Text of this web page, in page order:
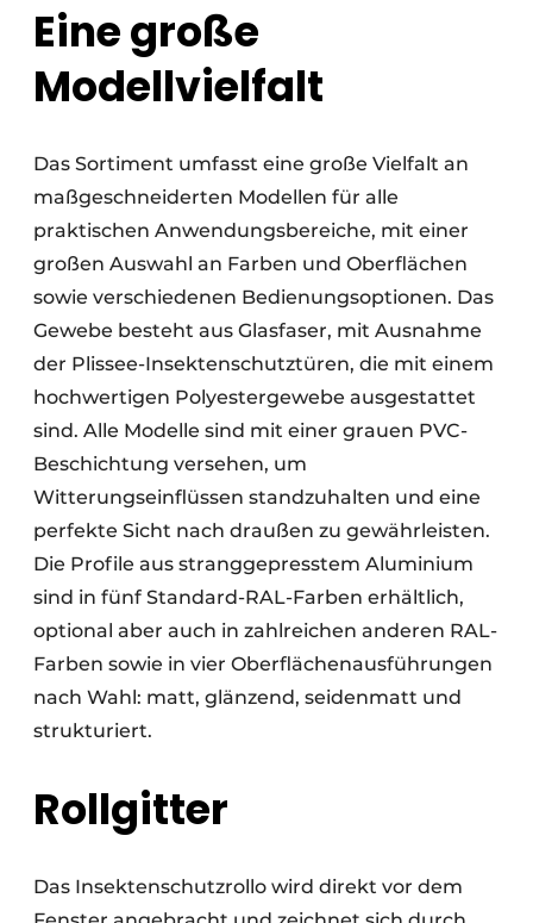
Eine große
Modellvielfalt
Das Sortiment umfasst eine große Vielfalt an
maßgeschneiderten Modellen für alle
praktischen Anwendungsbereiche, mit einer
großen Auswahl an Farben und Oberflächen
sowie verschiedenen Bedienungsoptionen. Das
Gewebe besteht aus Glasfaser, mit Ausnahme
der Plissee-Insektenschutztüren, die mit einem
hochwertigen Polyestergewebe ausgestattet
sind. Alle Modelle sind mit einer grauen PVC-
Beschichtung versehen, um
Witterungseinflüssen standzuhalten und eine
perfekte Sicht nach draußen zu gewährleisten.
Die Profile aus stranggepresstem Aluminium
sind in fünf Standard-RAL-Farben erhältlich,
optional aber auch in zahlreichen anderen RAL-
Farben sowie in vier Oberflächenausführungen
nach Wahl: matt, glänzend, seidenmatt und
strukturiert.
Rollgitter
Das Insektenschutzrollo wird direkt vor dem